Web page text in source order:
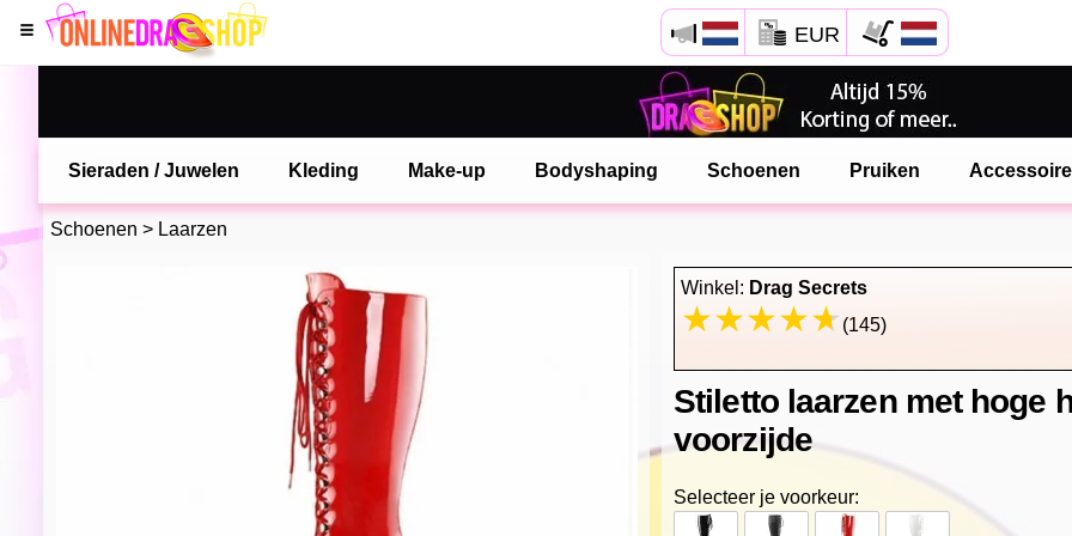
EUR
Sieraden / Juwelen Kleding Make-up Bodyshaping Schoenen Pruiken
Schoenen > Laarzen
Winkel: Drag Secrets
(145)
Stiletto laarzen met hoge
voorzijde
Selecteer je voorkeur:
Open Safari menu.
of klik de safari knop zoals hiernaast getoont
en klik TOEVOEGEN AAN BUREAUBLAD